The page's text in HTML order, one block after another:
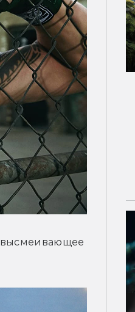
высмеивающее